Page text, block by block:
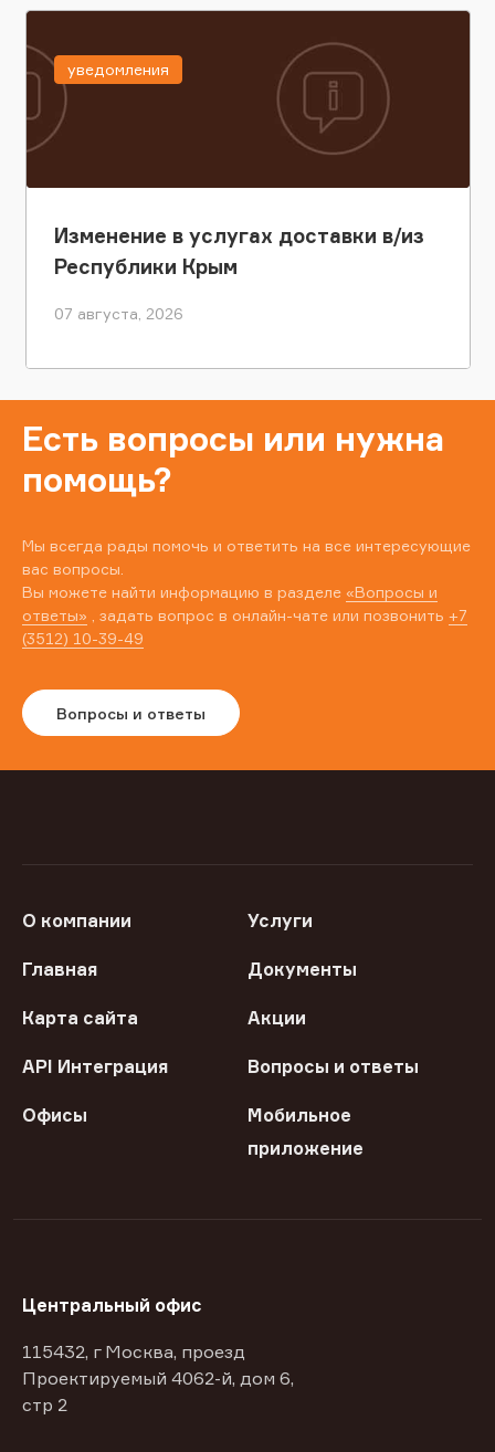
Изменение в услугах доставки в/из
Республики Крым
07 августа, 2026
уведомления
Есть вопросы или нужна
помощь?
Мы всегда рады помочь и ответить на все интересующие
вас вопросы.
Вы можете найти информацию в разделе «Вопросы и
ответы» , задать вопрос в онлайн-чате или позвонить +7
(3512) 10-39-49
Вопросы и ответы
О компании Услуги
Главная Документы
Карта сайта Акции
API Интеграция Вопросы и ответы
Офисы
Мобильное
приложение
Центральный офис
115432, г Москва, проезд
Проектируемый 4062-й, дом 6,
стр 2